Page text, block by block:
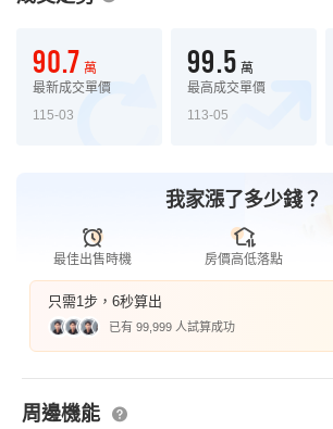
90.7 萬
最新成交單價
115-03
99.5 萬
最高成交單價
113-05
我家漲了多少錢？
最佳出售時機 房價高低落點
只需1步，6秒算出
已有 99,999 人試算成功
周邊機能